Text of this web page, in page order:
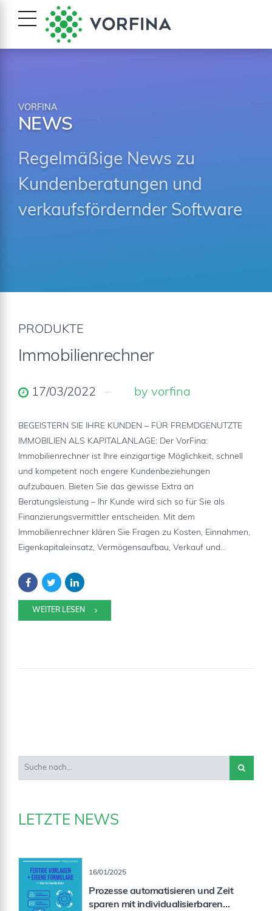
VORFINA
NEWS
Regelmäßige News zu
Kundenberatungen und
verkaufsfördernder Software
PRODUKTE
Immobilienrechner
17/03/2022 by vorfina
BEGEISTERN SIE IHRE KUNDEN – FÜR FREMDGENUTZTE
IMMOBILIEN ALS KAPITALANLAGE: Der VorFina:
Immobilienrechner ist Ihre einzigartige Möglichkeit, schnell
und kompetent noch engere Kundenbeziehungen
aufzubauen. Bieten Sie das gewisse Extra an
Beratungsleistung – Ihr Kunde wird sich so für Sie als
Finanzierungsvermittler entscheiden. Mit dem
Immobilienrechner klären Sie Fragen zu Kosten, Einnahmen,
Eigenkapitaleinsatz, Vermögensaufbau, Verkauf und...
WEITER LESEN
LETZTE NEWS
16/01/2025
Prozesse automatisieren und Zeit
sparen mit individualisierbaren